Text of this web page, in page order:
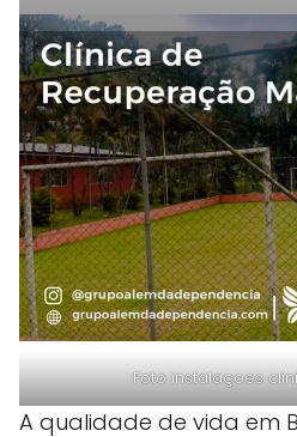
Foto instalaçoes
A qualidade de vida em